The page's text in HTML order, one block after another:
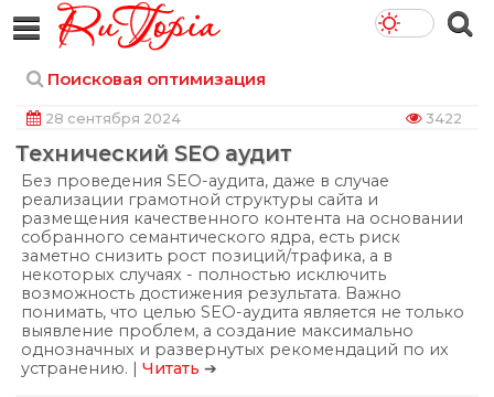
Поисковая оптимизация
28 сентября 2024 3422
Технический SEO аудит
Без проведения SEO-аудита, даже в случае
реализации грамотной структуры сайта и
размещения качественного контента на основании
собранного семантического ядра, есть риск
заметно снизить рост позиций/трафика, а в
некоторых случаях - полностью исключить
возможность достижения результата. Важно
понимать, что целью SEO-аудита является не только
выявление проблем, а создание максимально
однозначных и развернутых рекомендаций по их
устранению. |Читать ➔